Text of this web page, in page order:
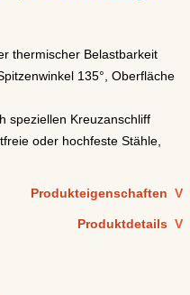
thermischer Belastbarkeit
135°, Oberfläche
speziellen Kreuzanschliff
oder hochfeste Stähle,
Produkteigenschaften V
Produktdetails V